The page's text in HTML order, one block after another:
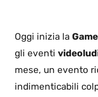
Oggi inizia la
gli eventi
mese, un evento
indimenticabili